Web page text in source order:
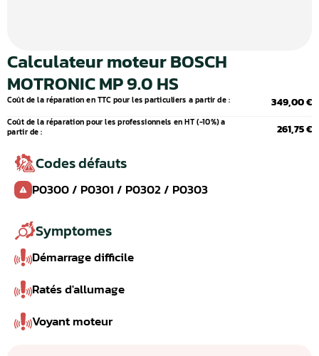
Calculateur moteur BOSCH
MOTRONIC MP 9.0 HS
Coût de la réparation en TTC pour les particuliers a partir de : 349,00 €
Coût de la réparation pour les professionnels en HT (-10%) a
partir de :
261,75 €
Codes défauts
P0300 / P0301 / P0302 / P0303
Symptomes
Démarrage difficile
Ratés d'allumage
Voyant moteur